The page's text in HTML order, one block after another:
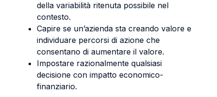
della variabilità ritenuta possibile nel
contesto.
Capire se un’azienda sta creando valore e
individuare percorsi di azione che
consentano di aumentare il valore.
Impostare razionalmente qualsiasi
decisione con impatto economico-
finanziario.